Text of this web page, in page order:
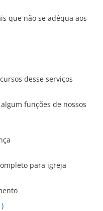
que não se adéqua aos
desse serviços
funções de nossos
para igreja